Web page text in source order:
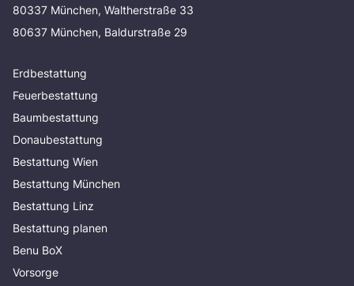
80337 München, Waltherstraße 33
80637 München, Baldurstraße 29
Erdbestattung
Feuerbestattung
Baumbestattung
Donaubestattung
Bestattung Wien
Bestattung München
Bestattung Linz
Bestattung planen
Benu BoX
Vorsorge